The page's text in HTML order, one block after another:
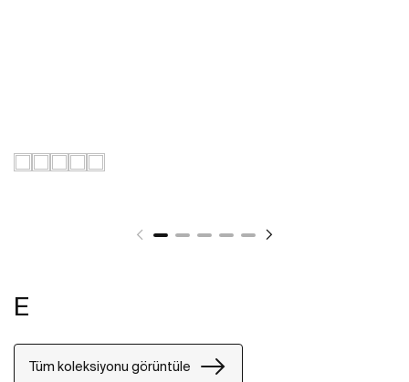
E
Tüm koleksiyonu görüntüle